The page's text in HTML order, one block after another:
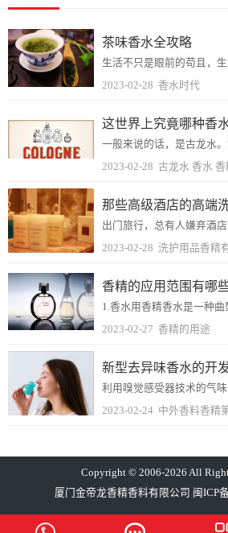
茶味香水全攻略
2023-02-28 香水时代
这世界上究竟哪种香
2023-02-28 古龙水 香水 香
那些高级酒店的高端
2023-02-28 洗护用品香精
香精的应用范围有哪
2023-02-27 香精的用途
新型去异味香水的开
2023-02-24 中外香料香精
Copyright © 2006-2026 All
厦门金帝龙香精香料有限公司 闽ICP